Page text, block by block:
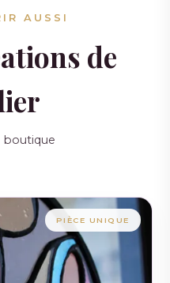
AUSSI
de
boutique
PIÈCE UNIQUE